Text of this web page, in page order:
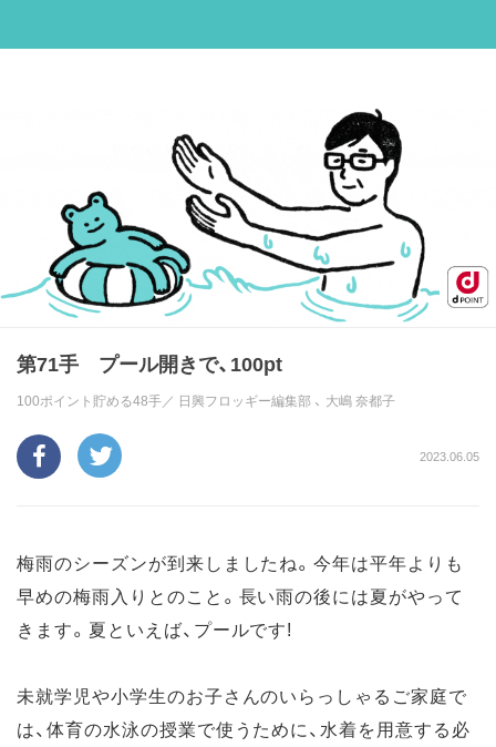
第71手 プール開きで、100pt
100ポイント貯める48手／ 日興フロッギー編集部 、 大嶋 奈都子
2023.06.05
梅雨のシーズンが到来しましたね。今年は平年よりも
早めの梅雨入りとのこと。長い雨の後には夏がやって
きます。夏といえば、プールです!
未就学児や小学生のお子さんのいらっしゃるご家庭で
は、体育の水泳の授業で使うために、水着を用意する必